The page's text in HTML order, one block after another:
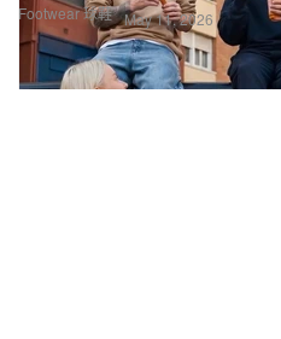
Footwear 球鞋 May 11, 2026